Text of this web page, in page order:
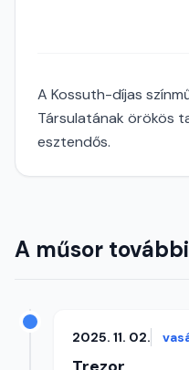
A Kossuth-díjas
Társulatának örökös
esztendős.
A műsor
2025. 11. 02.